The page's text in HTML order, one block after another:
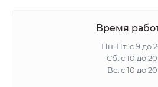
Время
Пн-Пт: с 9 до
Сб: с 10 до 20
Вс: с 10 до 20